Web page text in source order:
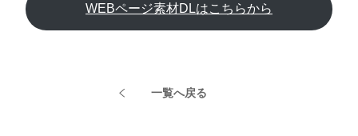
WEBページ素材DLはこちらから
一覧へ戻る